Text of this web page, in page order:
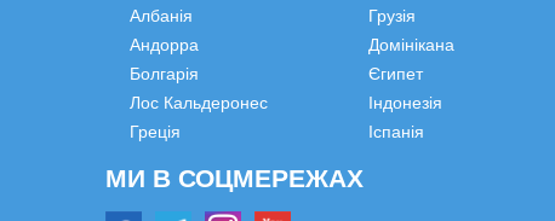
Албанія
Андорра
Болгарія
Лос Кальдеронес
Греція
Грузія
Домінікана
Єгипет
Індонезія
Іспанія
МИ В СОЦМЕРЕЖАХ